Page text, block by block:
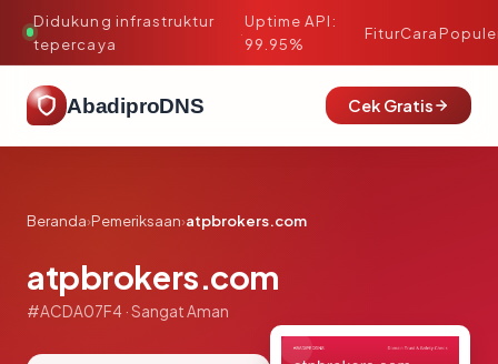
Didukung infrastruktur
tepercaya
·
Uptime API:
99.95%
FiturCara
AbadiproDNS Cek Gratis
Beranda›Pemeriksaan›atpbrokers.com
atpbrokers.com
#ACDA07F4 · Sangat Aman